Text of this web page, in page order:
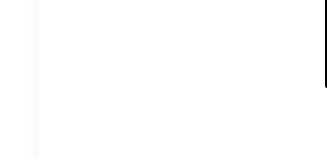
樂齡組別學員在一次藝